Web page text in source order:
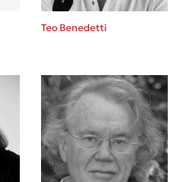
Γλωσσόπουλος
στο σχολείο
Teo Benedetti